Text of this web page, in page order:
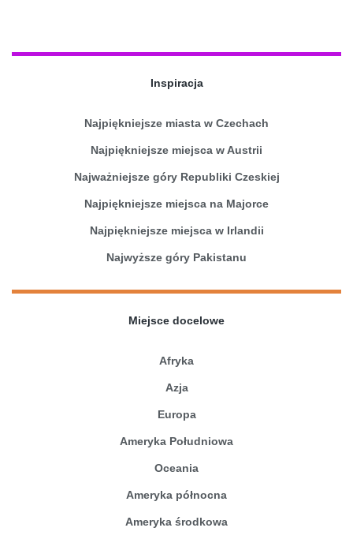
Inspiracja
Najpiękniejsze miasta w Czechach
Najpiękniejsze miejsca w Austrii
Najważniejsze góry Republiki Czeskiej
Najpiękniejsze miejsca na Majorce
Najpiękniejsze miejsca w Irlandii
Najwyższe góry Pakistanu
Miejsce docelowe
Afryka
Azja
Europa
Ameryka Południowa
Oceania
Ameryka północna
Ameryka środkowa